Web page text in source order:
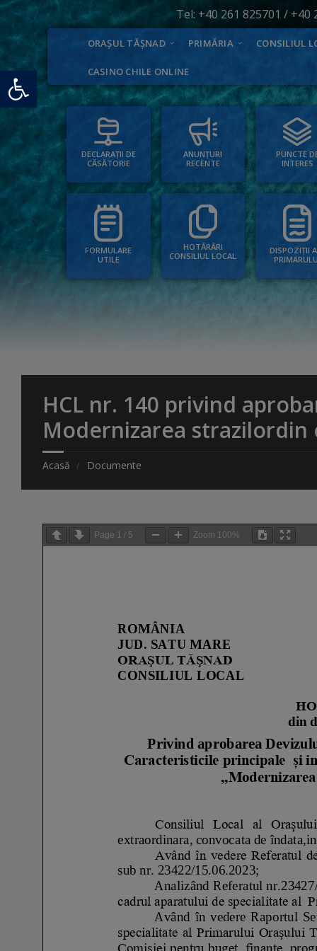
Deschide bara de unelte
Tel: +40 261 825701 / +40
ORAȘUL TĂȘNAD PRIMĂRIA CONSILIUL
CASINO CHILE ONLINE
DECLARAȚII DE
CĂSĂTORIE
ANUNȚURI
RECENTE
PUNCTE
INTERES
FORMULARE
UTILE
HOTĂRÂRI
CONSILIUL LOCAL
DISPOZIȚII
HCL nr. 140 privind
Modernizarea strazilordin
Acasă Documente
Page 1 / 5 Zoom 100%